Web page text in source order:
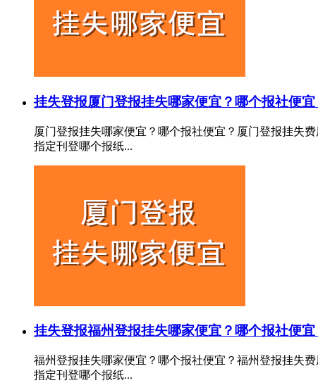
挂失登报厦门登报挂失哪家便宜？哪个报社便宜
厦门登报挂失哪家便宜？哪个报社便宜？厦门登报挂失
指定刊登哪个报纸...
挂失登报福州登报挂失哪家便宜？哪个报社便宜
福州登报挂失哪家便宜？哪个报社便宜？福州登报挂失
指定刊登哪个报纸...